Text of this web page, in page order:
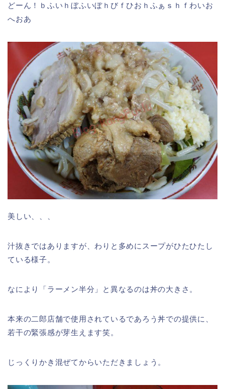
どーん！ｂふいｈぼふいぼｈびｆひおｈふぁｓｈｆわいお
へおあ
美しい、、、
汁抜きではありますが、わりと多めにスープがひたひたし
ている様子。
なにより「ラーメン半分」と異なるのは丼の大きさ。
本来の二郎店舗で使用されているであろう丼での提供に、
若干の緊張感が芽生えます笑。
じっくりかき混ぜてからいただきましょう。